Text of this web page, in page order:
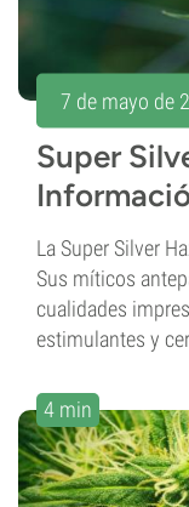
7 de mayo de
Super
La Super Silver
Sus míticos
cualidades
estimulantes y
4 min